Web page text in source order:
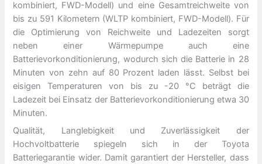
kombiniert, FWD-Modell) und eine Gesamtreichweite von
bis zu 591 Kilometern (WLTP kombiniert, FWD-Modell). Für
die Optimierung von Reichweite und Ladezeiten sorgt
neben einer Wärmepumpe auch eine
Batterievorkonditionierung, wodurch sich die Batterie in 28
Minuten von zehn auf 80 Prozent laden lässt. Selbst bei
eisigen Temperaturen von bis zu -20 °C beträgt die
Ladezeit bei Einsatz der Batterievorkonditionierung etwa 30
Minuten.
Qualität, Langlebigkeit und Zuverlässigkeit der
Hochvoltbatterie spiegeln sich in der Toyota
Batteriegarantie wider. Damit garantiert der Hersteller, dass